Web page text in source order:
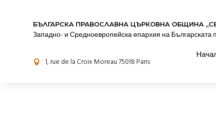
БЪЛГАРСКА ПРАВОСЛАВНА ЦЪРКОВНА OБЩИНА
Западно- и Средноевропейска епархия на Българската
 1, rue de la Croix Moreau 75018 Paris